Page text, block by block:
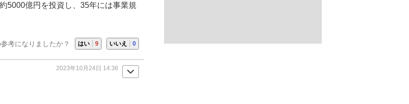
5000億円を投資し、35年には事業規
考になりましたか？ はい 9 いいえ 0
2023年10月24日 14:36